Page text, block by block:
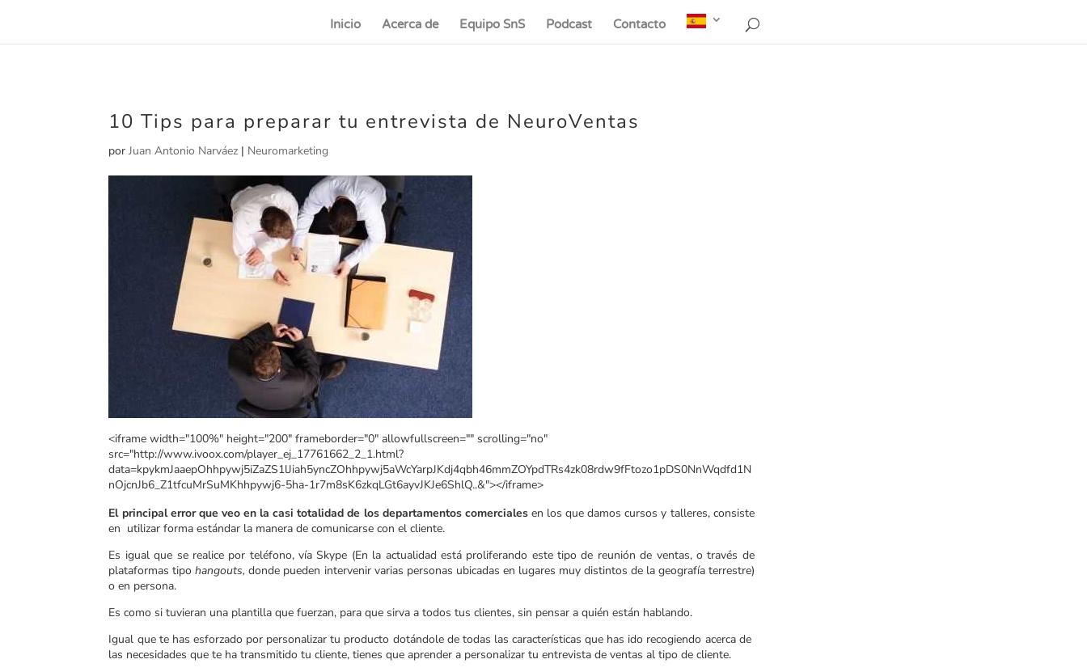
Inicio Acerca de Equipo SnS Podcast Contacto
10 Tips para preparar tu entrevista de NeuroVentas
porJuan Antonio Narváez | Neuromarketing
<iframe width="100%" height="200" frameborder="0" allowfullscreen="" scrolling="no"
src="http://www.ivoox.com/player_ej_17761662_2_1.html?
data=kpykmJaaepOhhpywj5iZaZS1lJiah5yncZOhhpywj5aWcYarpJKdj4qbh46mmZOYpdTRs4zk08rdw9fFtozo1pDS0NnWqdfd1N
nOjcnJb6_Z1tfcuMrSuMKhhpywj6-5ha-1r7m8sK6zkqLGt6ayvJKJe6ShlQ..&"></iframe>
El principal error que veo en la casi totalidad de los departamentos comercialesen los que damos cursos y talleres, consiste
en utilizar forma estándar la manera de comunicarse con el cliente.
Es igual que se realice por teléfono, vía Skype (En la actualidad está proliferando este tipo de reunión de ventas, o través de
plataformas tipohangouts, donde pueden intervenir varias personas ubicadas en lugares muy distintos de la geografía terrestre)
o en persona.
Es como si tuvieran una plantilla que fuerzan, para que sirva a todos tus clientes, sin pensar a quién están hablando.
Igual que te has esforzado por personalizar tu producto dotándole de todas las características que has ido recogiendo acerca de
las necesidades que te ha transmitido tu cliente, tienes que aprender a personalizar tu entrevista de ventas al tipo de cliente.